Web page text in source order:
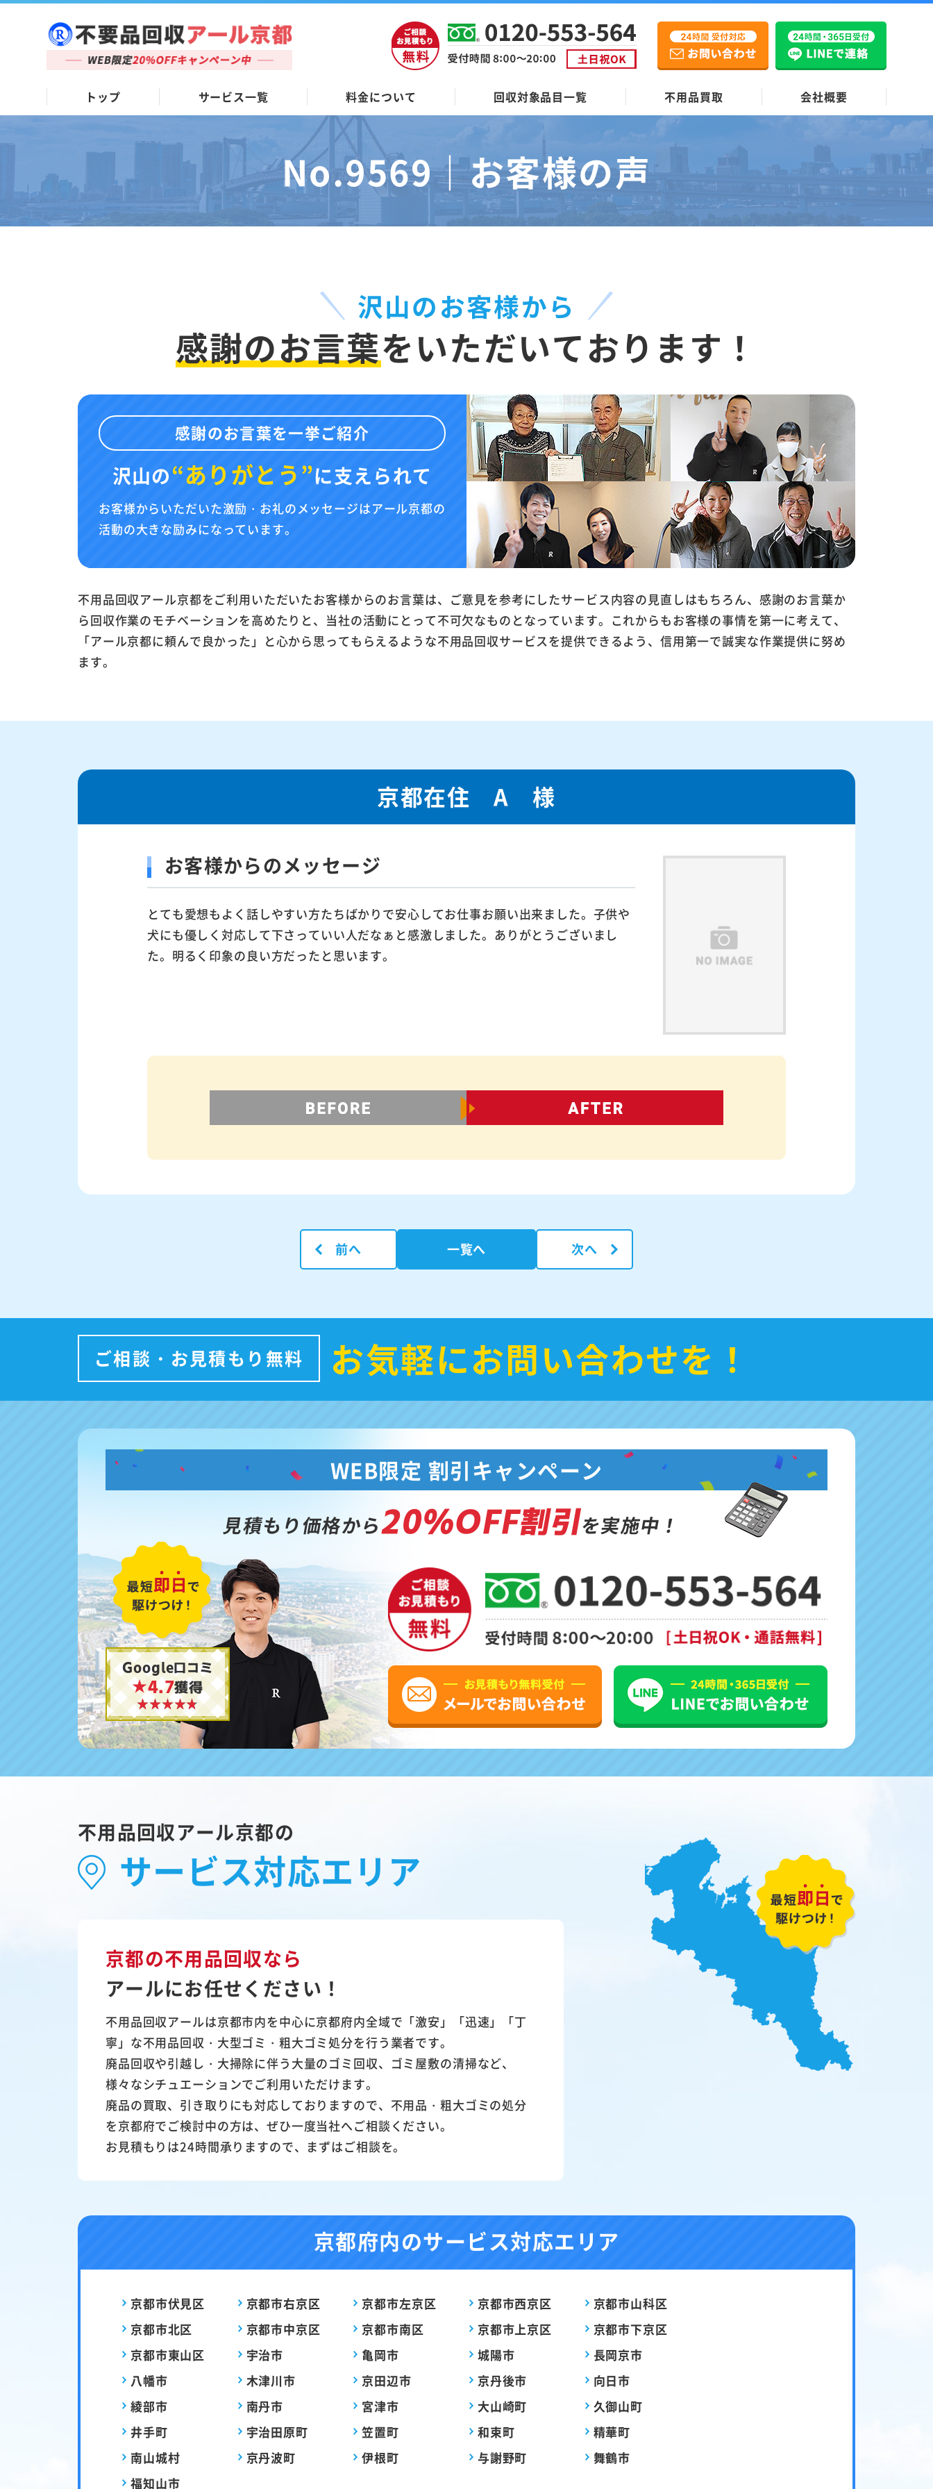
トップ サービス一覧 料金について 回収対象品目一覧 不用品買取 会社概要
No.9569｜お客様の声
沢山のお客様から
感謝のお言葉をいただいております！
感謝のお言葉を一挙ご紹介
沢山の“ありがとう”に支えられて
お客様からいただいた激励・お礼のメッセージはアール京都の
活動の大きな励みになっています。
不用品回収アール京都をご利用いただいたお客様からのお言葉は、ご意見を参考にしたサービス内容の見直しはもちろん、感謝のお言葉か
ら回収作業のモチベーションを高めたりと、当社の活動にとって不可欠なものとなっています。これからもお客様の事情を第一に考えて、
「アール京都に頼んで良かった」と心から思ってもらえるような不用品回収サービスを提供できるよう、信用第一で誠実な作業提供に努め
ます。
京都在住 A 様
お客様からのメッセージ
とても愛想もよく話しやすい方たちばかりで安心してお仕事お願い出来ました。子供や
犬にも優しく対応して下さっていい人だなぁと感激しました。ありがとうございまし
た。明るく印象の良い方だったと思います。
前へ 一覧へ 次へ
ご相談・お見積もり無料 お気軽にお問い合わせを！
Google口コミ
★4.7獲得
WEB限定 割引キャンペーン
見積もり価格から20%OFF割引を実施中！
不用品回収アール京都の
サービス対応エリア
京都の不用品回収なら
アールにお任せください！
不用品回収アールは京都市内を中心に京都府内全域で「激安」「迅速」「丁
寧」な不用品回収・大型ゴミ・粗大ゴミ処分を行う業者です。
廃品回収や引越し・大掃除に伴う大量のゴミ回収、ゴミ屋敷の清掃など、
様々なシチュエーションでご利用いただけます。
廃品の買取、引き取りにも対応しておりますので、不用品・粗大ゴミの処分
を京都府でご検討中の方は、ぜひ一度当社へご相談ください。
お見積もりは24時間承りますので、まずはご相談を。
京都府内のサービス対応エリア
京都市伏見区 京都市右京区 京都市左京区 京都市西京区
京都市山科区
京都市北区
京都市中京区 京都市南区 京都市上京区
京都市下京区
京都市東山区
宇治市 亀岡市 城陽市
長岡京市
八幡市
木津川市 京田辺市 京丹後市
向日市
綾部市
南丹市 宮津市 大山崎町
久御山町
井手町
宇治田原町 笠置町 和束町
精華町
南山城村
京丹波町 伊根町 与謝野町
舞鶴市
福知山市